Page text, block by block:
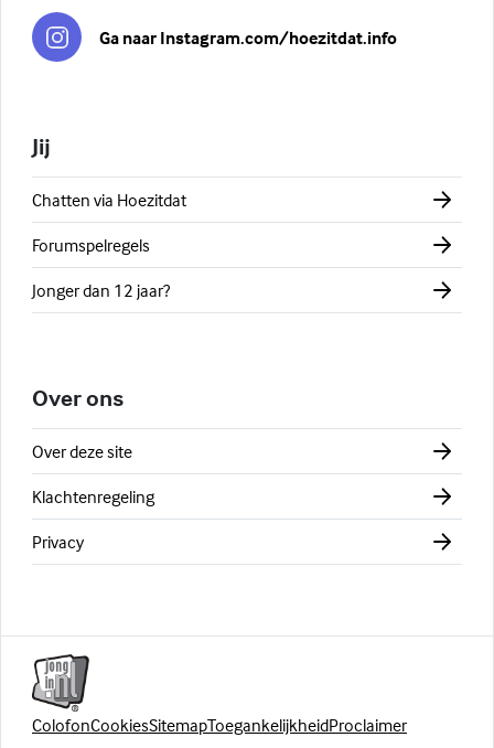
Ga naar Instagram.com/hoezitdat.info
Jij
Chatten via Hoezitdat
Forumspelregels
Jonger dan 12 jaar?
Over ons
Over deze site
Klachtenregeling
Privacy
ColofonCookiesSitemapToegankelijkheidProclaimer